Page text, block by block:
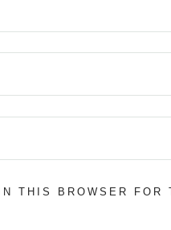
THIS BROWSER FOR